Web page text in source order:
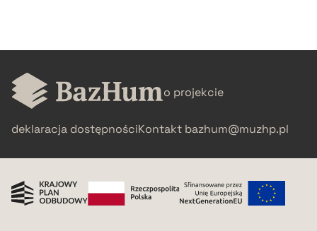
BIBTEX
pobierz cytat
o projekcie
deklaracja dostępnościKontakt bazhum@muzhp.pl